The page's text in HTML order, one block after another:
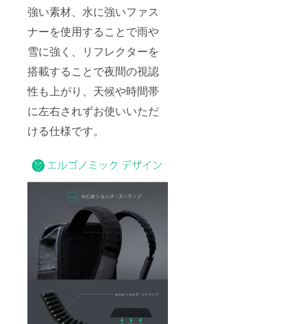
強い素材、水に強いファス
ナーを使用することで雨や
雪に強く、リフレクターを
搭載することで夜間の視認
性も上がり、天候や時間帯
に左右されずお使いいただ
ける仕様です。